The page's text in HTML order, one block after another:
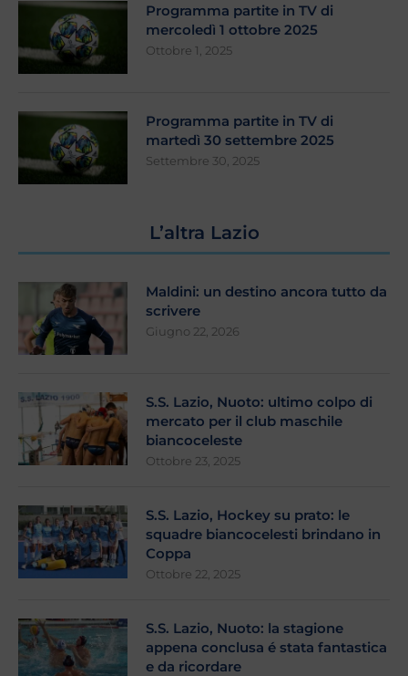
Programma partite in TV di
mercoledì 1 ottobre 2025
Ottobre 1, 2025
Programma partite in TV di
martedì 30 settembre 2025
Settembre 30, 2025
L’altra Lazio
Maldini: un destino ancora tutto da
scrivere
Giugno 22, 2026
S.S. Lazio, Nuoto: ultimo colpo di
mercato per il club maschile
biancoceleste
Ottobre 23, 2025
S.S. Lazio, Hockey su prato: le
squadre biancocelesti brindano in
Coppa
Ottobre 22, 2025
S.S. Lazio, Nuoto: la stagione
appena conclusa é stata fantastica
e da ricordare